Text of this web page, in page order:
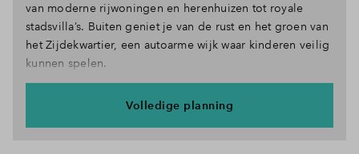
van moderne rijwoningen en herenhuizen tot royale
stadsvilla’s. Buiten geniet je van de rust en het groen van
het Zijdekwartier, een autoarme wijk waar kinderen veilig
kunnen spelen.
Volledige planning